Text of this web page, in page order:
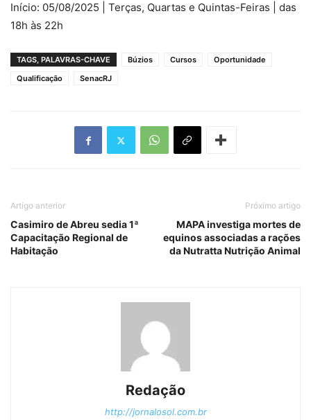
Início: 05/08/2025 | Terças, Quartas e Quintas-Feiras | das
18h às 22h
TAGS, PALAVRAS-CHAVE Búzios Cursos
Oportunidade
Qualificação
SenacRJ
Artigo anterior
Casimiro de Abreu sedia 1ª
Capacitação Regional de
Habitação
Próximo artigo
MAPA investiga mortes de
equinos associadas a rações
da Nutratta Nutrição Animal
Redação
http://jornalosol.com.br